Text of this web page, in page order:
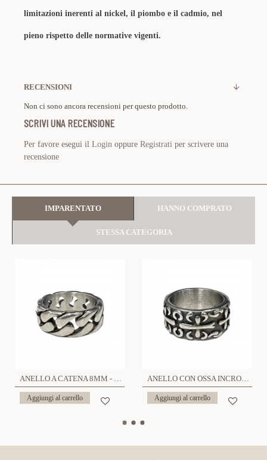
limitazioni inerenti al nickel, il piombo e il cadmio, nel
pieno rispetto delle normative vigenti.
RECENSIONI
Non ci sono ancora recensioni per questo prodotto.
SCRIVI UNA RECENSIONE
Per favore esegui il Login oppure Registrati per scrivere una
recensione
IMPARENTATO HANNO COMPRATO
STESSA CATEGORIA
ANELLO A CATENA 8MM - MY2252D856
Aggiungi al carrello
ANELLO CON OSSA INCROCIATE - MY2252D862
Aggiungi al carrello